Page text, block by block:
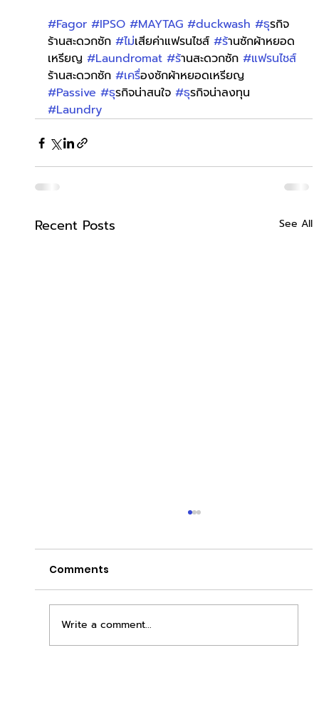
#Fagor #IPSO #MAYTAG #duckwash #ธุรกิจ
ร้านสะดวกซัก #ไม่เสียค่าแฟรนไชส์ #ร้านซักผ้าหยอด
เหรียญ #Laundromat #ร้านสะดวกซัก #แฟรนไชส์
ร้านสะดวกซัก #เครื่องซักผ้าหยอดเหรียญ
#Passive #ธุรกิจน่าสนใจ #ธุรกิจน่าลงทุน
#Laundry
Recent Posts See All
Comments
Write a comment...